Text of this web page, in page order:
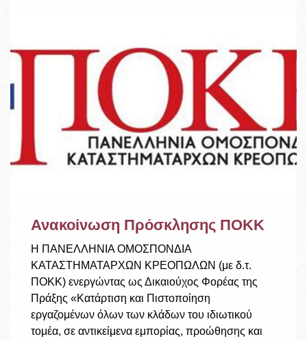
Ανακοίνωση Πρόσκλησης ΠΟΚΚ
Η ΠΑΝΕΛΛΗΝΙΑ ΟΜΟΣΠΟΝΔΙΑ
ΚΑΤΑΣΤΗΜΑΤΑΡΧΩΝ ΚΡΕΟΠΩΛΩΝ (με δ.τ.
ΠΟΚΚ) ενεργώντας ως Δικαιούχος Φορέας της
Πράξης «Κατάρτιση και Πιστοποίηση
εργαζομένων όλων των κλάδων του ιδιωτικού
τομέα, σε αντικείμενα εμπορίας, προώθησης και